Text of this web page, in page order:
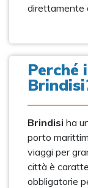
direttamente
Perché
Brindisi ha
porto
viaggi per
città è
obbligatorie